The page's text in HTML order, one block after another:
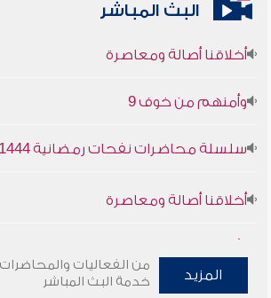
البث المباشر
سلسلة محاضرات نفحات رمضانية 1444هـ
المزيد
من الفعاليات
خدمة البث المباشر